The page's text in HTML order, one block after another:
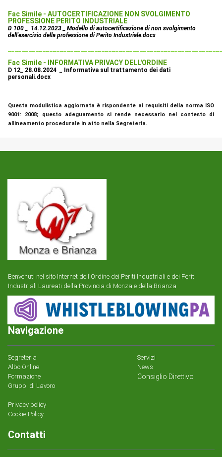
Fac Simile - AUTOCERTIFICAZIONE NON SVOLGIMENTO
PROFESSIONE PERITO INDUSTRIALE
D 100 _ 14.12.2023 _ Modello di autocertificazione di non svolgimento
dell'esercizio della professione di Perito Industriale.docx
Fac Simile - INFORMATIVA PRIVACY DELL'ORDINE
D 12_ 28.08.2024 _ Informativa sul trattamento dei dati
personali.docx
Questa modulistica aggiornata è rispondente ai requisiti della norma ISO
9001: 2008; questo adeguamento si rende necessario nel contesto di
allineamento procedurale in atto nella Segreteria.
Benvenuti nel sito Internet dell'Ordine dei Periti Industriali e dei Periti
Industriali Laureati della Provincia di Monza e della Brianza
Navigazione
Segreteria
Albo Online
Formazione
Gruppi di Lavoro
Privacy policy
Cookie Policy
Servizi
News
Consiglio Direttivo
Contatti